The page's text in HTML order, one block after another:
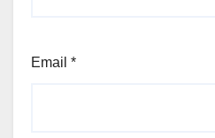
Email *